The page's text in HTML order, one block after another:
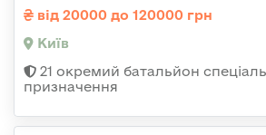
від 20000 до 120000 грн
Київ
21 окремий батальйон
призначення